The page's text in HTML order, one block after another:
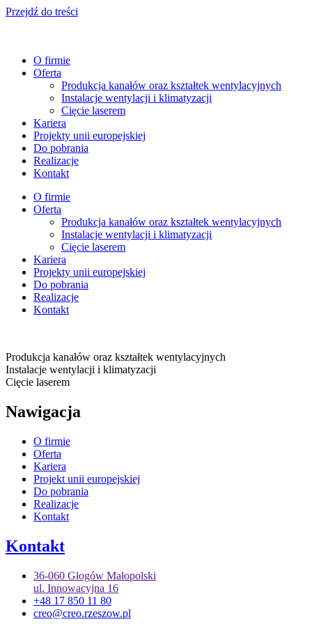
Przejdź do treści
O firmie
Oferta
Produkcja kanałów oraz kształtek wentylacyjnych
Instalacje wentylacji i klimatyzacji
Cięcie laserem
Kariera
Projekty unii europejskiej
Do pobrania
Realizacje
Kontakt
O firmie
Oferta
Produkcja kanałów oraz kształtek wentylacyjnych
Instalacje wentylacji i klimatyzacji
Cięcie laserem
Kariera
Projekty unii europejskiej
Do pobrania
Realizacje
Kontakt
Produkcja kanałów oraz kształtek wentylacyjnych
Instalacje wentylacji i klimatyzacji
Cięcie laserem
Nawigacja
O firmie
Oferta
Kariera
Projekt unii europejskiej
Do pobrania
Realizacje
Kontakt
Kontakt
36-060 Głogów Małopolski
ul. Innowacyjna 16
+48 17 850 11 80
creo@creo.rzeszow.pl